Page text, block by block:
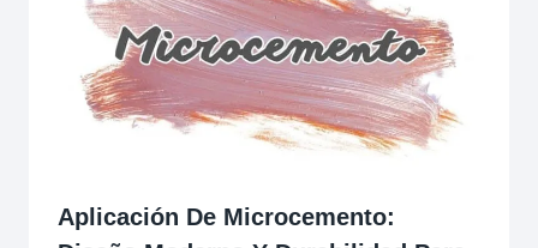
Aplicación De Microcemento: